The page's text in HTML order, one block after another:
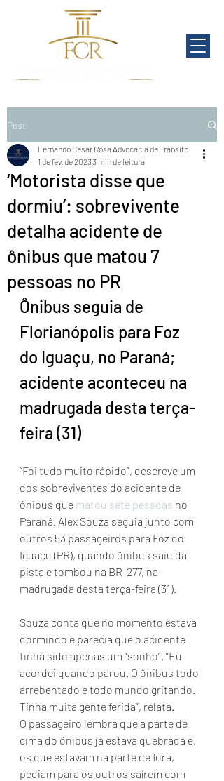
Post
‘Motorista disse que
dormiu’: sobrevivente
detalha acidente de
ônibus que matou 7
pessoas no PR
Fernando Cesar Rosa Advocacia de Trânsito
1 de fev. de 20233 min de leitura
Ônibus seguia de
Florianópolis para Foz
do Iguaçu, no Paraná;
acidente aconteceu na
madrugada desta terça-
feira (31)
“Foi tudo muito rápido”, descreve um
dos sobreviventes do acidente de
ônibus que matou sete pessoas no
Paraná. Alex Souza seguia junto com
outros 53 passageiros para Foz do
Iguaçu (PR), quando ônibus saiu da
pista e tombou na BR-277, na
madrugada desta terça-feira (31).
Souza conta que no momento estava
dormindo e parecia que o acidente
tinha sido apenas um “sonho”. “Eu
acordei quando parou. O ônibus todo
arrebentado e todo mundo gritando.
Tinha muita gente ferida”, relata.
O passageiro lembra que a parte de
cima do ônibus já estava quebrada e,
os que estavam na parte de fora,
pediam para os outros saírem com